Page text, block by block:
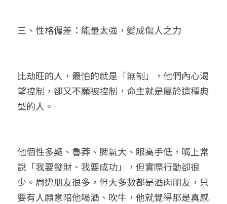
三、性格偏差：能量太強，變成傷人之力
比劫旺的人，最怕的就是「無制」，他們內心渴
望控制，卻又不願被控制，命主就是屬於這種典
型的人。
他個性多疑、魯莽、脾氣大、眼高手低，嘴上常
說「我要發財、我要成功」，但實際行動卻很
少。周遭朋友很多，但大多數都是酒肉朋友，只
要有人願意陪他喝酒、吹牛，他就覺得那是真感